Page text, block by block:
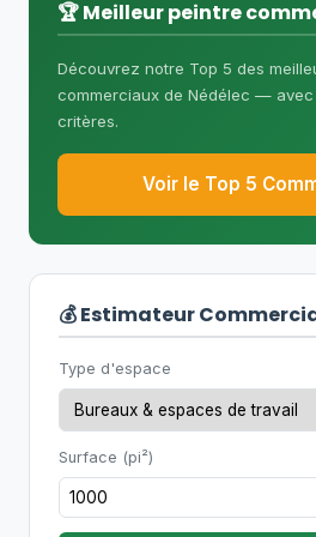
RBQsous-catégorie
décoration). Pour les
industriels spéciaux,
supplémentaires peuvent
🏆 Meilleur peintre
Découvrez notre Top 5 des
commerciaux de Nédélec —
critères.
Voir le Top 5
💰 Estimateur
Type d'espace
Surface (pi²)